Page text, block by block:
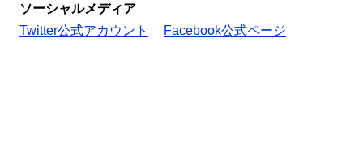
ソーシャルメディア
Twitter公式アカウント
Facebook公式ページ